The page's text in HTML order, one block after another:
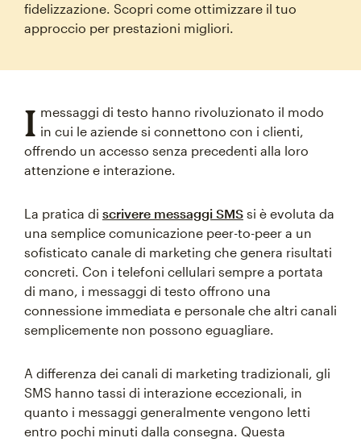
fidelizzazione. Scopri come ottimizzare il tuo
approccio per prestazioni migliori.
I messaggi di testo hanno rivoluzionato il modo
in cui le aziende si connettono con i clienti,
offrendo un accesso senza precedenti alla loro
attenzione e interazione.
La pratica di scrivere messaggi SMS si è evoluta da
una semplice comunicazione peer-to-peer a un
sofisticato canale di marketing che genera risultati
concreti. Con i telefoni cellulari sempre a portata
di mano, i messaggi di testo offrono una
connessione immediata e personale che altri canali
semplicemente non possono eguagliare.
A differenza dei canali di marketing tradizionali, gli
SMS hanno tassi di interazione eccezionali, in
quanto i messaggi generalmente vengono letti
entro pochi minuti dalla consegna. Questa